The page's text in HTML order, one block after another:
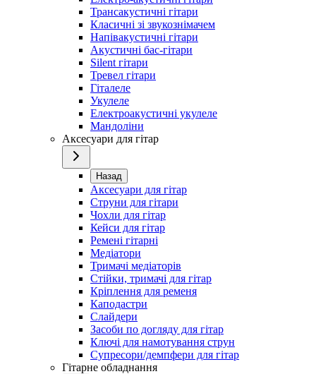
Трансакустичні гітари
Класичні зі звукознімачем
Напівакустичні гітари
Акустичні бас-гітари
Silent гітари
Тревел гітари
Гіталеле
Укулеле
Електроакустичні укулеле
Мандоліни
Аксесуари для гітар
Назад
Аксесуари для гітар
Струни для гітари
Чохли для гітар
Кейси для гітар
Ремені гітарні
Медіатори
Тримачі медіаторів
Стійки, тримачі для гітар
Кріплення для ременя
Каподастри
Слайдери
Засоби по догляду для гітар
Ключі для намотування струн
Супресори/демпфери для гітар
Гітарне обладнання